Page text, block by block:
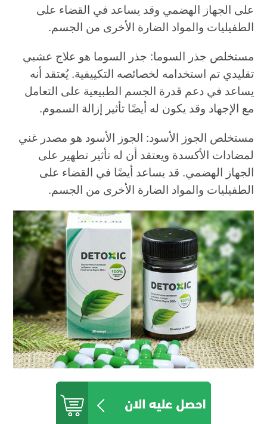
على الجهاز الهضمي وقد يساعد في القضاء على
الطفيليات والمواد الضارة الأخرى من الجسم.
مستخلص جذر السوما: جذر السوما هو علاج عشبي
تقليدي تم استخدامه لخصائصه التكييفية. يُعتقد أنه
يساعد في دعم قدرة الجسم الطبيعية على التعامل
مع الإجهاد وقد يكون له أيضًا تأثير إزالة السموم.
مستخلص الجوز الأسود: الجوز الأسود هو مصدر غني
لمضادات الأكسدة ويعتقد أن له تأثير تطهير على
الجهاز الهضمي. قد يساعد أيضًا في القضاء على
الطفيليات والمواد الضارة الأخرى من الجسم.